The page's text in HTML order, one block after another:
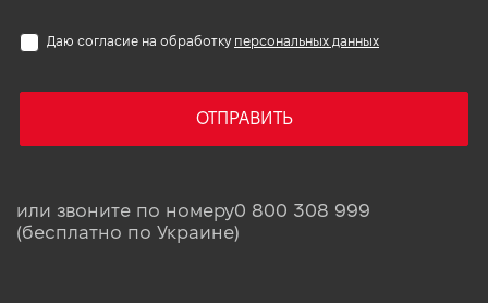
Даю согласие на обработку персональных данных
ОТПРАВИТЬ
или звоните по номеру0 800 308 999
(бесплатно по Украине)